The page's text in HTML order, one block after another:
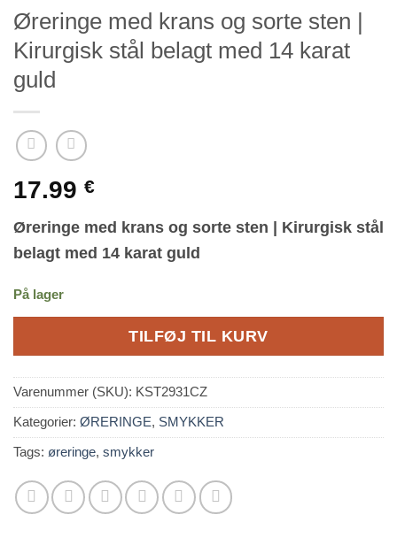
Øreringe med krans og sorte sten |
Kirurgisk stål belagt med 14 karat
guld
17.99 €
Øreringe med krans og sorte sten | Kirurgisk stål
belagt med 14 karat guld
På lager
TILFØJ TIL KURV
Varenummer (SKU): KST2931CZ
Kategorier: ØRERINGE, SMYKKER
Tags: øreringe, smykker